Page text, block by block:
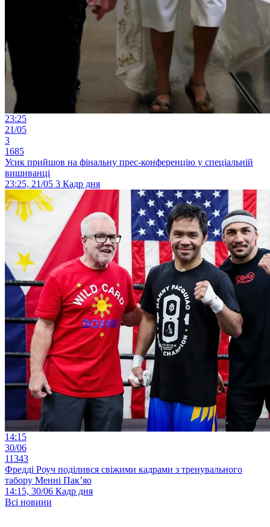
23:25
21/05
3
1685
Усик прийшов на фінальну прес-конференцію у спеціальній
вишиванці
23:25, 21/05 3 Кадр дня
14:15
30/06
11343
Фредді Роуч поділився свіжими кадрами з тренувального
табору Менні Пак’яо
14:15, 30/06 Кадр дня
Всі новини